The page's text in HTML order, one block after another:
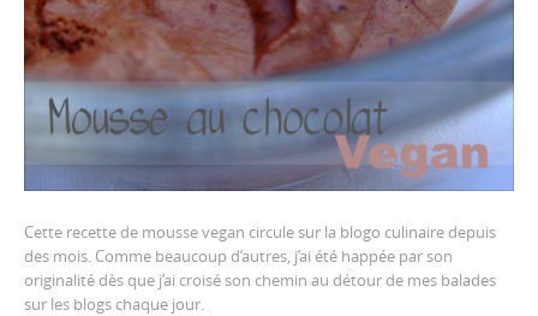
Cette recette de mousse vegan circule sur la blogo culinaire depuis
des mois. Comme beaucoup d’autres, j’ai été happée par son
originalité dès que j’ai croisé son chemin au détour de mes balades
sur les blogs chaque jour.